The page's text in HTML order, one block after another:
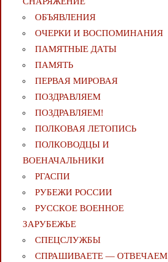
ОБЪЯВЛЕНИЯ
ОЧЕРКИ И ВОСПОМИНАНИЯ
ПАМЯТНЫЕ ДАТЫ
ПАМЯТЬ
ПЕРВАЯ МИРОВАЯ
ПОЗДРАВЛЯЕМ
ПОЗДРАВЛЯЕМ!
ПОЛКОВАЯ ЛЕТОПИСЬ
ПОЛКОВОДЦЫ И
ВОЕНАЧАЛЬНИКИ
РГАСПИ
РУБЕЖИ РОССИИ
РУССКОЕ ВОЕННОЕ
ЗАРУБЕЖЬЕ
СПЕЦСЛУЖБЫ
СПРАШИВАЕТЕ — ОТВЕЧАЕМ